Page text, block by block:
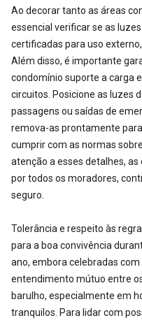
Ao decorar tanto as áreas
essencial verificar se as
certificadas para uso
Além disso, é importante
condomínio suporte a carga
circuitos. Posicione as luzes
passagens ou saídas de
remova-as prontamente
cumprir com as normas
atenção a esses detalhes,
por todos os moradores,
seguro.
Tolerância e respeito às
para a boa convivência
ano, embora celebradas
entendimento mútuo entre
barulho, especialmente em
tranquilos. Para lidar com